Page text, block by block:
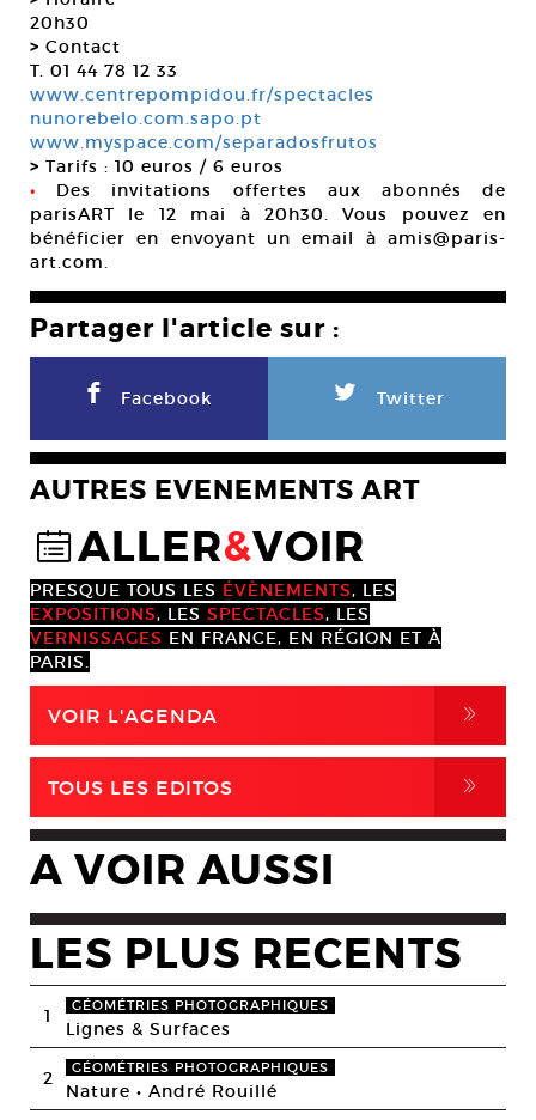
20h30
> Contact
T. 01 44 78 12 33
www.centrepompidou.fr/spectacles
nunorebelo.com.sapo.pt
www.myspace.com/separadosfrutos
> Tarifs : 10 euros / 6 euros
• Des invitations offertes aux abonnés de
parisART le 12 mai à 20h30. Vous pouvez en
bénéficier en envoyant un email à amis@paris-
art.com.
Partager l'article sur :
F Facebook L Twitter
AUTRES EVENEMENTS ART
@ALLER&VOIR
PRESQUE TOUS LES ÉVÈNEMENTS, LES
EXPOSITIONS, LES SPECTACLES, LES
VERNISSAGES EN FRANCE, EN RÉGION ET À
PARIS.
VOIR L'AGENDA ,
TOUS LES EDITOS ,
A VOIR AUSSI
LES PLUS RECENTS
1 GÉOMÉTRIES PHOTOGRAPHIQUES
Lignes & Surfaces
2 GÉOMÉTRIES PHOTOGRAPHIQUES
Nature • André Rouillé